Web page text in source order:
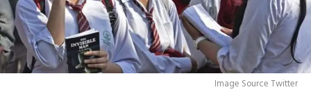
Image Source Twitter